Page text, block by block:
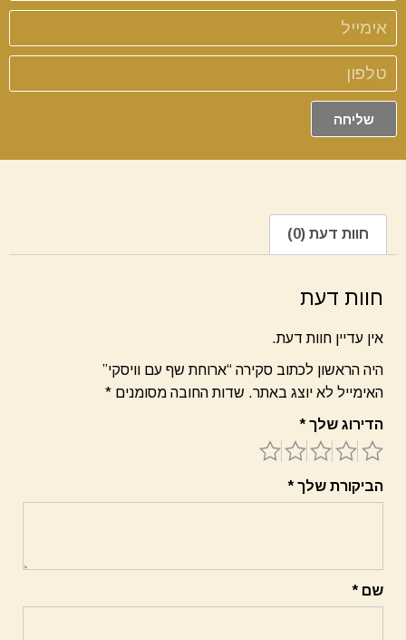
שליחה
חוות דעת (0)
חוות דעת
אין עדיין חוות דעת.
היה הראשון לכתוב סקירה “ארוחת שף עם וויסקי”
האימייל לא יוצג באתר. שדות החובה מסומנים *
הדירוג שלך *
הביקורת שלך *
שם *